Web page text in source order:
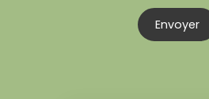
Envoyer